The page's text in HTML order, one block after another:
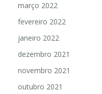
março 2022
fevereiro 2022
janeiro 2022
dezembro 2021
novembro 2021
outubro 2021